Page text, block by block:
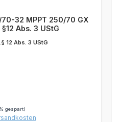
32 MPPT 250/70 GX
Abs. 3 UStG
12 Abs. 3 UStG
gespart)